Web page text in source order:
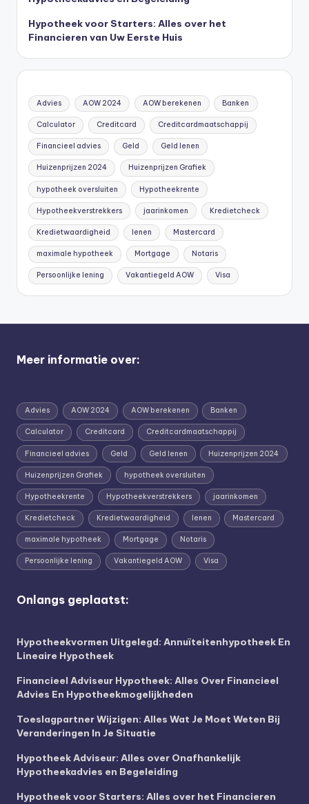
Hypotheek voor Starters: Alles over het
Financieren van Uw Eerste Huis
Advies AOW 2024 AOW berekenen Banken
Calculator Creditcard Creditcardmaatschappij
Financieel advies Geld Geld lenen
Huizenprijzen 2024 Huizenprijzen Grafiek
hypotheek oversluiten Hypotheekrente
Hypotheekverstrekkers jaarinkomen Kredietcheck
Kredietwaardigheid lenen Mastercard
maximale hypotheek Mortgage Notaris
Persoonlijke lening Vakantiegeld AOW Visa
Meer informatie over:
Advies AOW 2024 AOW berekenen Banken
Calculator Creditcard Creditcardmaatschappij
Financieel advies Geld Geld lenen Huizenprijzen 2024
Huizenprijzen Grafiek hypotheek oversluiten
Hypotheekrente Hypotheekverstrekkers jaarinkomen
Kredietcheck Kredietwaardigheid lenen Mastercard
maximale hypotheek Mortgage Notaris
Persoonlijke lening Vakantiegeld AOW Visa
Onlangs geplaatst:
Hypotheekvormen Uitgelegd: Annuïteitenhypotheek En
Lineaire Hypotheek
Financieel Adviseur Hypotheek: Alles Over Financieel
Advies En Hypotheekmogelijkheden
Toeslagpartner Wijzigen: Alles Wat Je Moet Weten Bij
Veranderingen In Je Situatie
Hypotheek Adviseur: Alles over Onafhankelijk
Hypotheekadvies en Begeleiding
Hypotheek voor Starters: Alles over het Financieren